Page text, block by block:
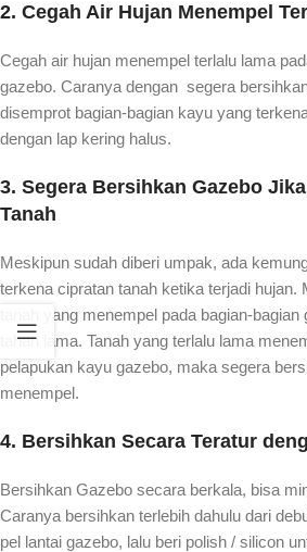
2. Cegah Air Hujan Menempel
Cegah air hujan menempel terlalu lama
gazebo. Caranya dengan segera
disemprot bagian-bagian kayu yang
dengan lap kering halus.
3. Segera Bersihkan Gazebo
Tanah
Meskipun sudah diberi umpak, ada
terkena cipratan tanah ketika terjadi hujan.
tanah yang menempel pada bagian-
tahan lama. Tanah yang terlalu lama
pelapukan kayu gazebo, maka segera
menempel.
4. Bersihkan Secara Teratur
Bersihkan Gazebo secara berkala, bisa
Caranya bersihkan terlebih dahulu dari
pel lantai gazebo, lalu beri polish / silicon